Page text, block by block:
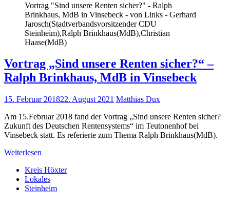
Vortrag "Sind unsere Renten sicher?" - Ralph
Brinkhaus, MdB in Vinsebeck - von Links - Gerhard
Jarosch(Stadtverbandsvorsitzender CDU
Steinheim),Ralph Brinkhaus(MdB),Christian
Haase(MdB)
Vortrag „Sind unsere Renten sicher?“ –
Ralph Brinkhaus, MdB in Vinsebeck
15. Februar 201822. August 2021 Matthias Dux
Am 15.Februar 2018 fand der Vortrag „Sind unsere Renten sicher?
Zukunft des Deutschen Rentensystems“ im Teutonenhof bei
Vinsebeck statt. Es referierte zum Thema Ralph Brinkhaus(MdB).
Weiterlesen
Kreis Höxter
Lokales
Steinheim